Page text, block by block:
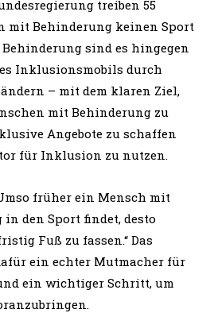
treiben 55
mit Behinderung keinen Sport
sind es hingegen
Inklusionsmobils durch
– mit dem klaren Ziel,
mit Behinderung zu
Angebote zu schaffen
für Inklusion zu nutzen.
früher ein Mensch mit
in den Sport findet, desto
Fuß zu fassen.“ Das
ein echter Mutmacher für
ein wichtiger Schritt, um